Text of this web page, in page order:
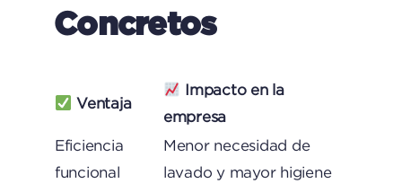
Concretos
Ventaja
Impacto en la
empresa
Eficiencia
funcional
Menor necesidad de
lavado y mayor higiene